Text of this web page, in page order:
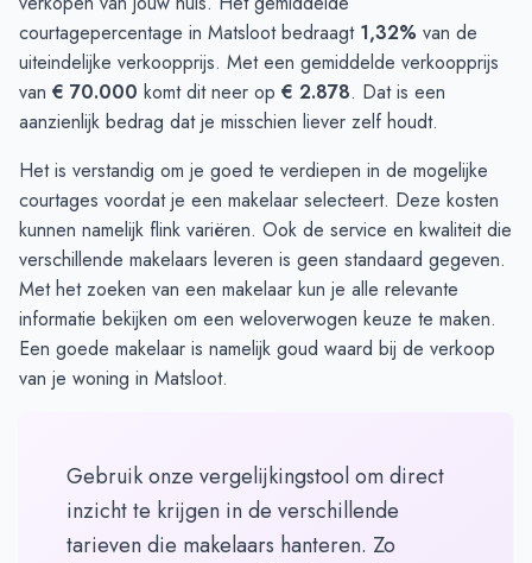
courtagepercentage in Matsloot bedraagt 1,32% van de
uiteindelijke verkoopprijs. Met een gemiddelde verkoopprijs
van € 70.000 komt dit neer op € 2.878. Dat is een
aanzienlijk bedrag dat je misschien liever zelf houdt.
Het is verstandig om je goed te verdiepen in de mogelijke
courtages voordat je een makelaar selecteert. Deze kosten
kunnen namelijk flink variëren. Ook de service en kwaliteit die
verschillende makelaars leveren is geen standaard gegeven.
Met hetzoeken van een makelaar kun je alle relevante
informatie bekijken om een weloverwogen keuze te maken.
Een goede makelaar is namelijk goud waard bij de verkoop
van je woning in Matsloot.
Gebruik onze vergelijkingstool om direct
inzicht te krijgen in de verschillende
tarieven die makelaars hanteren. Zo